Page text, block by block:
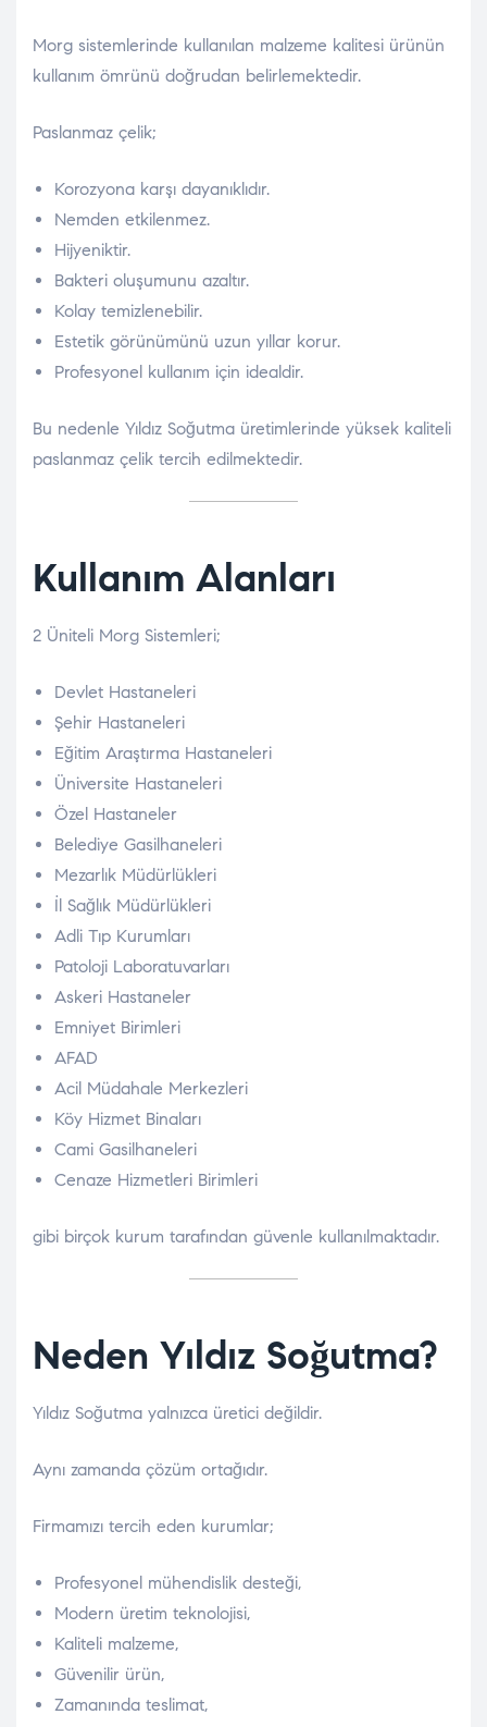
Morg sistemlerinde kullanılan malzeme kalitesi ürünün
kullanım ömrünü doğrudan belirlemektedir.
Paslanmaz çelik;
Korozyona karşı dayanıklıdır.
Nemden etkilenmez.
Hijyeniktir.
Bakteri oluşumunu azaltır.
Kolay temizlenebilir.
Estetik görünümünü uzun yıllar korur.
Profesyonel kullanım için idealdir.
Bu nedenle Yıldız Soğutma üretimlerinde yüksek kaliteli
paslanmaz çelik tercih edilmektedir.
Kullanım Alanları
2 Üniteli Morg Sistemleri;
Devlet Hastaneleri
Şehir Hastaneleri
Eğitim Araştırma Hastaneleri
Üniversite Hastaneleri
Özel Hastaneler
Belediye Gasilhaneleri
Mezarlık Müdürlükleri
İl Sağlık Müdürlükleri
Adli Tıp Kurumları
Patoloji Laboratuvarları
Askeri Hastaneler
Emniyet Birimleri
AFAD
Acil Müdahale Merkezleri
Köy Hizmet Binaları
Cami Gasilhaneleri
Cenaze Hizmetleri Birimleri
gibi birçok kurum tarafından güvenle kullanılmaktadır.
Neden Yıldız Soğutma?
Yıldız Soğutma yalnızca üretici değildir.
Aynı zamanda çözüm ortağıdır.
Firmamızı tercih eden kurumlar;
Profesyonel mühendislik desteği,
Modern üretim teknolojisi,
Kaliteli malzeme,
Güvenilir ürün,
Zamanında teslimat,